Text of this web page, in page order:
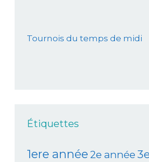
Tournois du temps de midi
Étiquettes
1ere année 2e année